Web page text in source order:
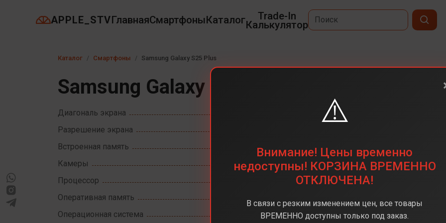
APPLE_STVГлавнаяСмартфоныКаталог Trade-In
Калькулятор
Каталог Смартфоны Samsung Galaxy S25 Plus
Samsung Galaxy S25 Plus
Диагональ экрана
Разрешение экрана
Встроенная память
Камеры
50Мп+10Мп+12Мп
Процессор
Snapdragon 8 Elite
Оперативная память
Операционная система
Android 15
⚠️
Внимание! Цены временно
недоступны! КОРЗИНА ВРЕМЕННО
ОТКЛЮЧЕНА!
В связи с резким изменением цен, все товары
ВРЕМЕННО доступны только под заказ.